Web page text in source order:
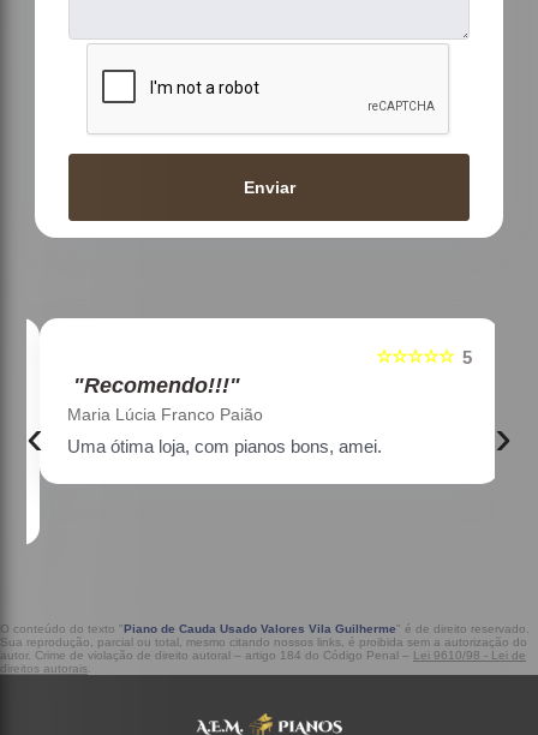
Enviar
5
☆☆☆☆☆
"Recomendo!!!"
Maria Lúcia Franco Paião
Uma ótima loja, com pianos bons, amei.
‹ ›
O conteúdo do texto "Piano de Cauda Usado Valores Vila Guilherme" é de direito reservado.
Sua reprodução, parcial ou total, mesmo citando nossos links, é proibida sem a autorização do
autor. Crime de violação de direito autoral – artigo 184 do Código Penal – Lei 9610/98 - Lei de
direitos autorais